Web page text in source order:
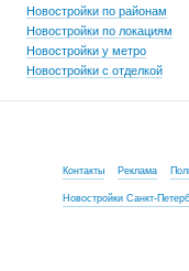
Новостройки по районам
Новостройки по локациям
Новостройки у метро
Новостройки с отделкой
Контакты Реклама
Новостройки Санкт-